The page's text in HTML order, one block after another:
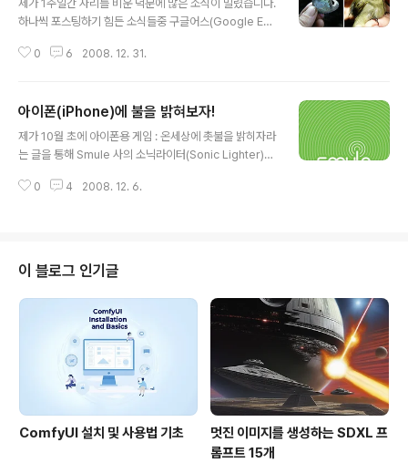
제가 1주일간 자리를 비운 덕분에 많은 소식이 밀렸습니다.
하나씩 포스팅하기 힘든 소식들중 구글어스(Google Ear
관련된 소식을 모아 포스팅합니다. 구글어스로 새로운 종
부'에서 7천만㎡ 규모의 삼림지대를 발견했고, 이를 상세
하게 조사해보니 수 천가지 열대식물과 200여 종의 나비,
맹독을 품은 독사, 푸른 영양, 사망고 원숭이, 코끼리땃쥐
가 많은 도움이 된 건 사실이지만, 정확히 말하면 위성영상
0 6 2008. 12. 31.
아이폰(iPhone)에 불을 밝혀보자!
제가 10월 초에 아이폰용 게임 : 온세상에 촛불을 밝히자라
는 글을 통해 Smule 사의 소닉라이터(Sonic Lighter)를
ouch)가 제 손에 들어왔으니 즉시 해보고 싶었지만, 제가
구매했고, 이를 통해 드디어, 소닉 라이터(Sonic Lighter)
를 사서 직접 실행시켜 봤습니다! 참고로 가격은 0.99달러
입니다. 먼저 아래는 시행 초기 화면입니다. 그냥 아이폰용
소닉라이터가 어떤 프로그램인지 볼 수 있습니다. 아래 왼
쪽은 실행된 직후의 모습입니다. 그냥 썰렁하..
0 4 2008. 12. 6.
이 블로그 인기글
ComfyUI 설치 및 사용법 기초
멋진 이미지를 생성하는 SDXL 프
롬프트 15개